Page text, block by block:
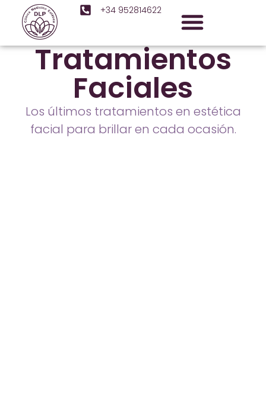
+34 952814622
Tratamientos
Faciales
Los últimos tratamientos en estética
facial para brillar en cada ocasión.